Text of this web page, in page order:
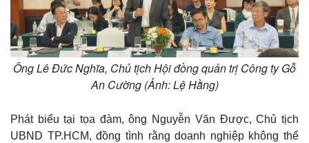
Ông Lê Đức Nghĩa, Chủ tịch Hội đồng quản trị Công ty Gỗ
An Cường (Ảnh: Lệ Hằng)
Phát biểu tại tọa đàm, ông Nguyễn Văn Được, Chủ tịch
UBND TP.HCM, đồng tình rằng doanh nghiệp không thể